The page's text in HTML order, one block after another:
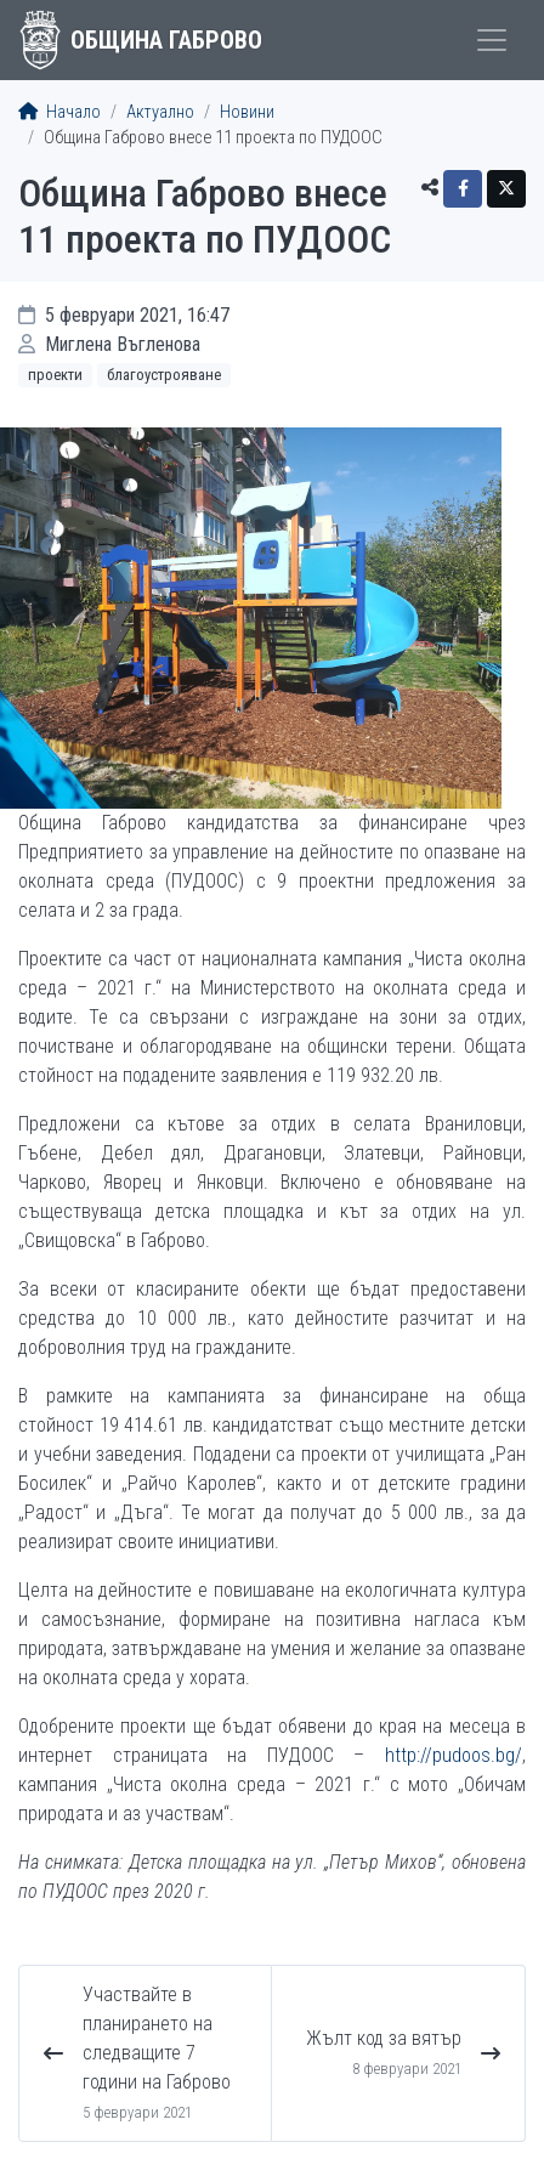
ОБЩИНА ГАБРОВО
Начало Актуално
Новини
Община Габрово внесе 11 проекта по ПУДООС
Община Габрово внесе
11 проекта по ПУДООС
5 февруари 2021, 16:47
Миглена Въгленова
проекти благоустрояване
Община Габрово кандидатства за финансиране чрез
Предприятието за управление на дейностите по опазване на
околната среда (ПУДООС) с 9 проектни предложения за
селата и 2 за града.
Проектите са част от националната кампания „Чиста околна
среда – 2021 г.“ на Министерството на околната среда и
водите. Те са свързани с изграждане на зони за отдих,
почистване и облагородяване на общински терени. Общата
стойност на подадените заявления е 119 932.20 лв.
Предложени са кътове за отдих в селата Враниловци,
Гъбене, Дебел дял, Драгановци, Златевци, Райновци,
Чарково, Яворец и Янковци. Включено е обновяване на
съществуваща детска площадка и кът за отдих на ул.
„Свищовска“ в Габрово.
За всеки от класираните обекти ще бъдат предоставени
средства до 10 000 лв., като дейностите разчитат и на
доброволния труд на гражданите.
В рамките на кампанията за финансиране на обща
стойност 19 414.61 лв. кандидатстват също местните детски
и учебни заведения. Подадени са проекти от училищата „Ран
Босилек“ и „Райчо Каролев“, както и от детските градини
„Радост“ и „Дъга“. Те могат да получат до 5 000 лв., за да
реализират своите инициативи.
Целта на дейностите е повишаване на екологичната култура
и самосъзнание, формиране на позитивна нагласа към
природата, затвърждаване на умения и желание за опазване
на околната среда у хората.
Одобрените проекти ще бъдат обявени до края на месеца в
интернет страницата на ПУДООС – http://pudoos.bg/,
кампания „Чиста околна среда – 2021 г.“ с мото „Обичам
природата и аз участвам“.
На снимката: Детска площадка на ул. „Петър Михов“, обновена
по ПУДООС през 2020 г.
Участвайте в
планирането на
следващите 7
години на Габрово
5 февруари 2021
Жълт код за вятър
8 февруари 2021